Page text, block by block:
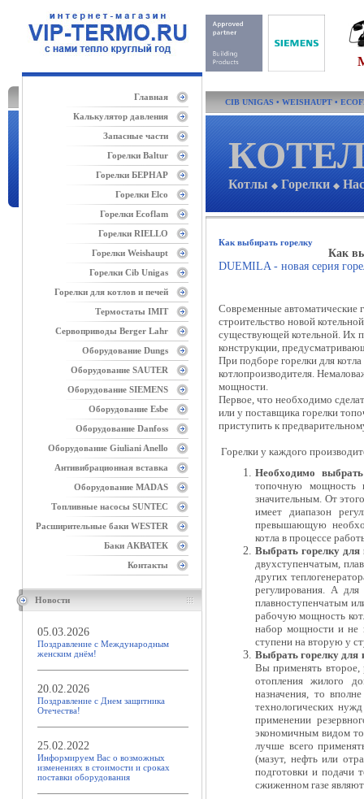
Главная
Калькулятор давления
Запасные части
Горелки Baltur
Горелки БЕРНАР
Горелки Elco
Горелки Ecoflam
Горелки RIELLO
Горелки Weishaupt
Горелки Cib Unigas
Горелки для котлов и печей
Термостаты IMIT
Сервоприводы Berger Lahr
Оборудование Dungs
Оборудование SAUTER
Оборудование SIEMENS
Оборудование Esbe
Оборудование Danfoss
Оборудование Giuliani Anello
Антивибрационная вставка
Оборудование MADAS
Топливные насосы SUNTEC
Расширительные баки WESTER
Баки АКВАТЕК
Контакты
Новости
05.03.2026
Поздравление с Международным
женским днём!
20.02.2026
Поздравление с Днем защитника
Отечества!
25.02.2022
Информируем Вас о возможных
изменениях в стоимости и сроках
поставки оборудования
CIB UNIGAS • WEISHAUPT •
Котлы ◆ Горелки ◆
Как выбирать горелку
Как
DUEMILA - новая серия
Современные автоматические
строительство новой
существующей котельной. Их
конструкции,
При подборе горелки для
котлопроизводителя.
мощности.
Первое, что необходимо
или у поставщика горелки
приступить к
Горелки у каждого
Необходимо
топочную мощность
значительным. От
имеет диапазон
превышающую
котла в процессе
Выбрать горелку для
двухступенчатым,
других
регулирования. А
плавноступенчатым
рабочую мощность
набор мощности и не
ступени на вторую у
Выбрать горелку для
Вы применять второе,
отопления жилого
назначения, то
технологических
применении
экономичным видом
лучше всего
(мазут, нефть или
подготовки и подачи
сжиженном газе